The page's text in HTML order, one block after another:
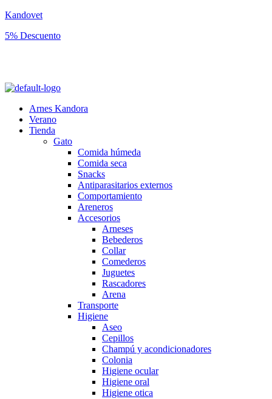
Kandovet
5% Descuento
Arnes Kandora
Verano
Tienda
Gato
Comida húmeda
Comida seca
Snacks
Antiparasitarios externos
Comportamiento
Areneros
Accesorios
Arneses
Bebederos
Collar
Comederos
Juguetes
Rascadores
Arena
Transporte
Higiene
Aseo
Cepillos
Champú y acondicionadores
Colonia
Higiene ocular
Higiene oral
Higiene otica